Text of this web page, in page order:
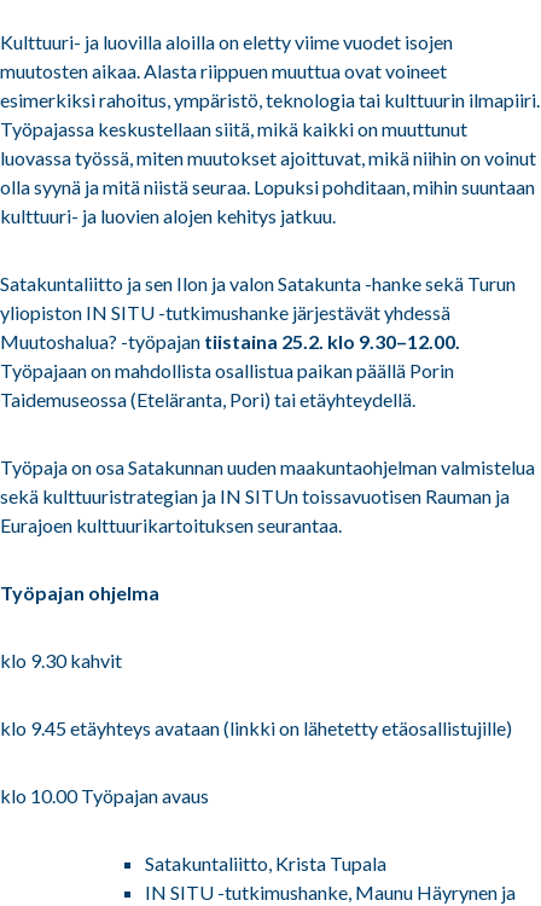
Kulttuuri- ja luovilla aloilla on eletty viime vuodet isojen
muutosten aikaa. Alasta riippuen muuttua ovat voineet
esimerkiksi rahoitus, ympäristö, teknologia tai kulttuurin ilmapiiri.
Työpajassa keskustellaan siitä, mikä kaikki on muuttunut
luovassa työssä, miten muutokset ajoittuvat, mikä niihin on voinut
olla syynä ja mitä niistä seuraa. Lopuksi pohditaan, mihin suuntaan
kulttuuri- ja luovien alojen kehitys jatkuu.
Satakuntaliitto ja sen Ilon ja valon Satakunta -hanke sekä Turun
yliopiston IN SITU -tutkimushanke järjestävät yhdessä
Muutoshalua? -työpajan tiistaina 25.2. klo 9.30–12.00.
Työpajaan on mahdollista osallistua paikan päällä Porin
Taidemuseossa (Eteläranta, Pori) tai etäyhteydellä.
Työpaja on osa Satakunnan uuden maakuntaohjelman valmistelua
sekä kulttuuristrategian ja IN SITUn toissavuotisen Rauman ja
Eurajoen kulttuurikartoituksen seurantaa.
Työpajan ohjelma
klo 9.30 kahvit
klo 9.45 etäyhteys avataan (linkki on lähetetty etäosallistujille)
klo 10.00 Työpajan avaus
Satakuntaliitto, Krista Tupala
IN SITU -tutkimushanke, Maunu Häyrynen ja